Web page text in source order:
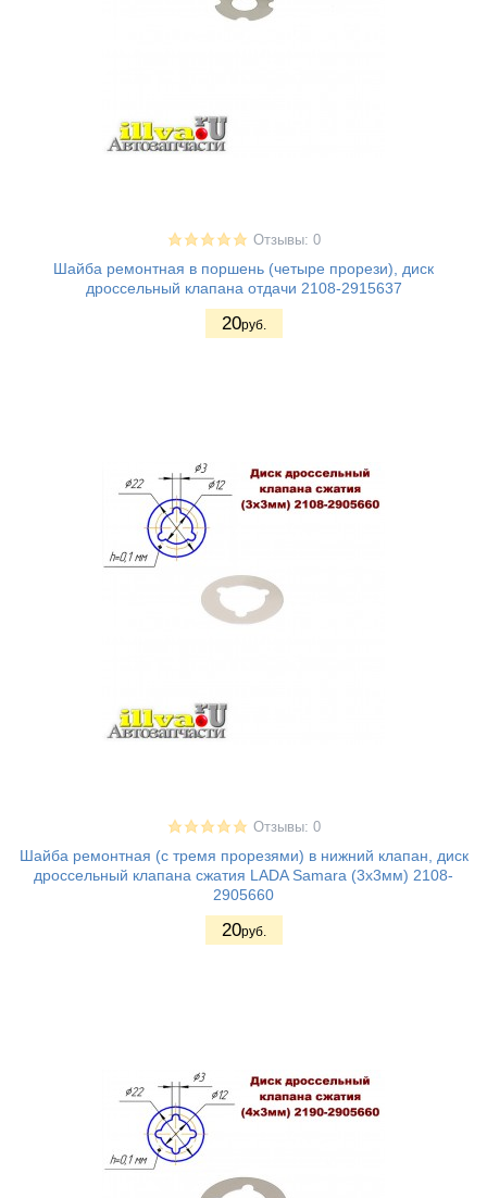
Отзывы: 0
Шайба ремонтная в поршень (четыре прорези), диск
дроссельный клапана отдачи 2108-2915637
20руб.
Отзывы: 0
Шайба ремонтная (с тремя прорезями) в нижний клапан, диск
дроссельный клапана сжатия LADA Samara (3х3мм) 2108-
2905660
20руб.